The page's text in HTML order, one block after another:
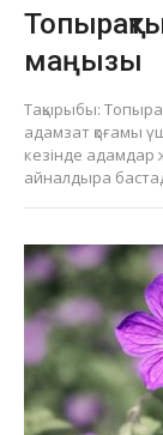
маңызы
Тақырыбы:
адамзат қоғамы
кезінде адамдар
айналдыра